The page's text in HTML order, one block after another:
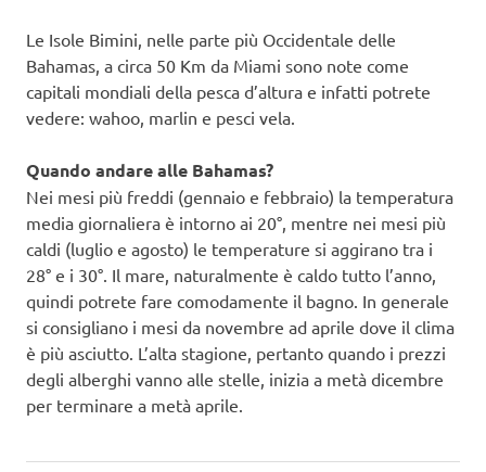
Le Isole Bimini, nelle parte più Occidentale delle
Bahamas, a circa 50 Km da Miami sono note come
capitali mondiali della pesca d’altura e infatti potrete
vedere: wahoo, marlin e pesci vela.
Quando andare alle Bahamas?
Nei mesi più freddi (gennaio e febbraio) la temperatura
media giornaliera è intorno ai 20°, mentre nei mesi più
caldi (luglio e agosto) le temperature si aggirano tra i
28° e i 30°. Il mare, naturalmente è caldo tutto l’anno,
quindi potrete fare comodamente il bagno. In generale
si consigliano i mesi da novembre ad aprile dove il clima
è più asciutto. L’alta stagione, pertanto quando i prezzi
degli alberghi vanno alle stelle, inizia a metà dicembre
per terminare a metà aprile.